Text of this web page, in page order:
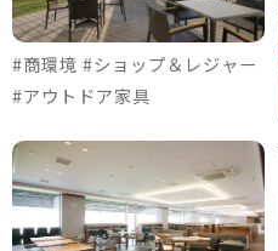
#商環境 #ショップ＆レジャー
#アウトドア家具